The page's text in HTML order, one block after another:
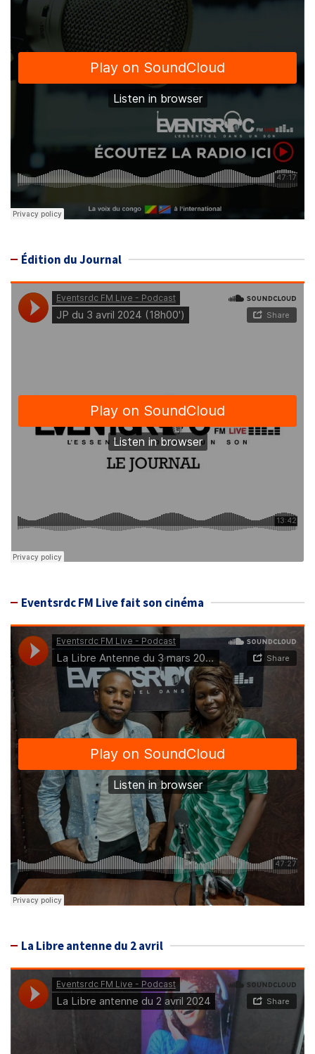
Édition du Journal
Eventsrdc FM Live fait son cinéma
La Libre antenne du 2 avril